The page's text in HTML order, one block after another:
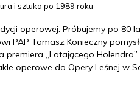
i sztuka po 1989 roku
operowej. Próbujemy po 80
PAP Tomasz Konieczny
premiera „Latającego
operowe do Opery Leśnej w